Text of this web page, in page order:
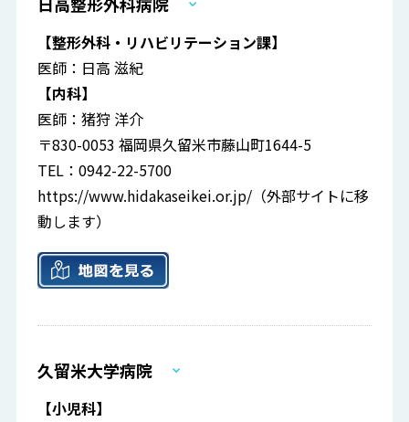
【整形外科・リハビリテーション課】
医師：日高 滋紀
【内科】
医師：猪狩 洋介
〒830-0053 福岡県久留米市藤山町1644-5
TEL：0942-22-5700
https://www.hidakaseikei.or.jp/ （外部サイトに移
動します）
久留米大学病院
【小児科】